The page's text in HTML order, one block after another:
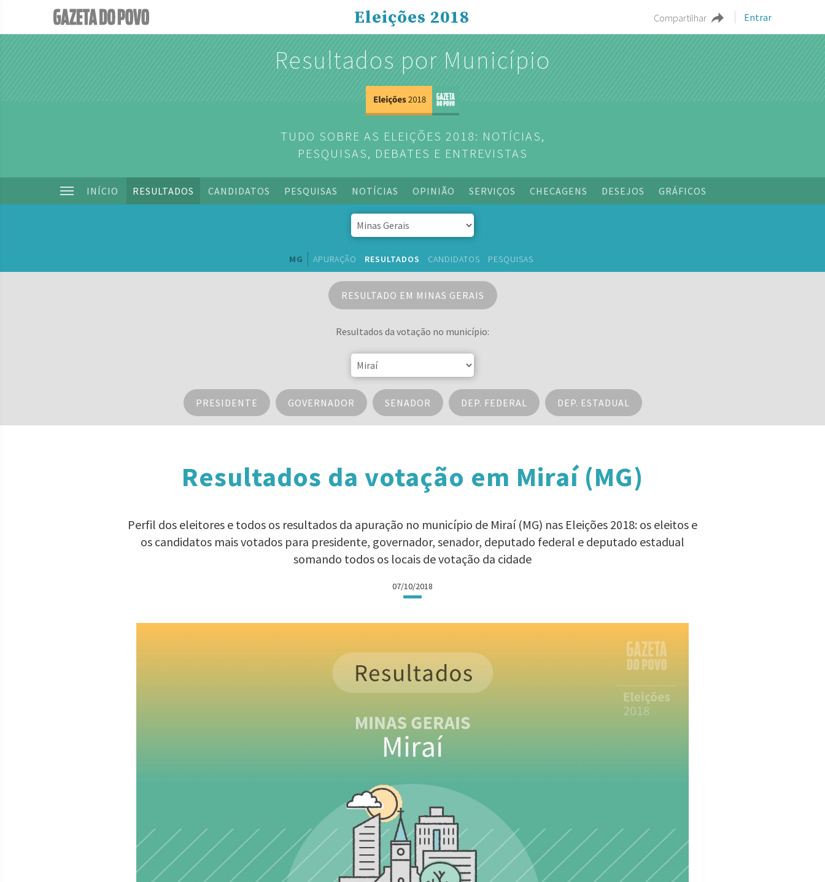
Compartilhar Entrar
Eleições 2018
Resultados por Município
TUDO SOBRE AS ELEIÇÕES 2018: NOTÍCIAS,
PESQUISAS, DEBATES E ENTREVISTAS
INÍCIO RESULTADOS CANDIDATOS PESQUISAS NOTÍCIAS OPINIÃO SERVIÇOS CHECAGENS DESEJOS GRÁFICOS
MG APURAÇÃO RESULTADOS CANDIDATOS PESQUISAS
RESULTADO EM MINAS GERAIS
Resultados da votação no município:
PRESIDENTE GOVERNADOR SENADOR DEP. FEDERAL DEP. ESTADUAL
Resultados da votação em Miraí (MG)
Perfil dos eleitores e todos os resultados da apuração no município de Miraí (MG) nas Eleições 2018: os eleitos e
os candidatos mais votados para presidente, governador, senador, deputado federal e deputado estadual
somando todos os locais de votação da cidade
07/10/2018